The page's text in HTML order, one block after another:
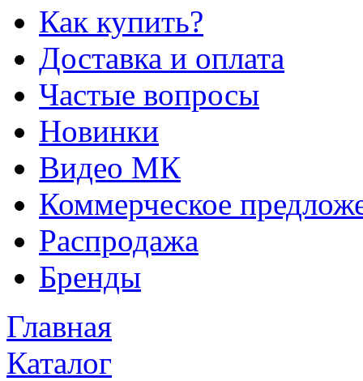
Как купить?
Доставка и оплата
Частые вопросы
Новинки
Видео МК
Коммерческое
Распродажа
Бренды
Главная
Каталог